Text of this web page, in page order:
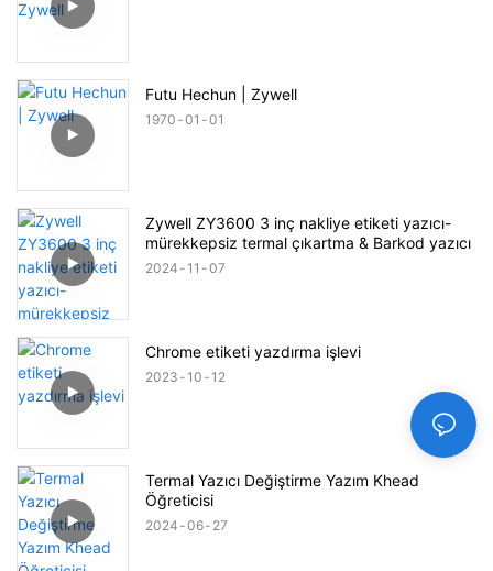
Futu Hechun | Zywell
1970 01 01
Zywell ZY3600 3 inç nakliye etiketi yazıcı-
mürekkepsiz termal çıkartma & Barkod yazıcı
2024 11 07
Chrome etiketi yazdırma işlevi
2023 10 12
Termal Yazıcı Değiştirme Yazım Khead
Öğreticisi
2024 06 27